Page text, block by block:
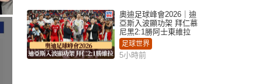
奧迪足球峰會2026｜迪
亞斯入波顯功架 拜仁慕
尼黑2:1勝阿士東維拉
足球世界
5小時前